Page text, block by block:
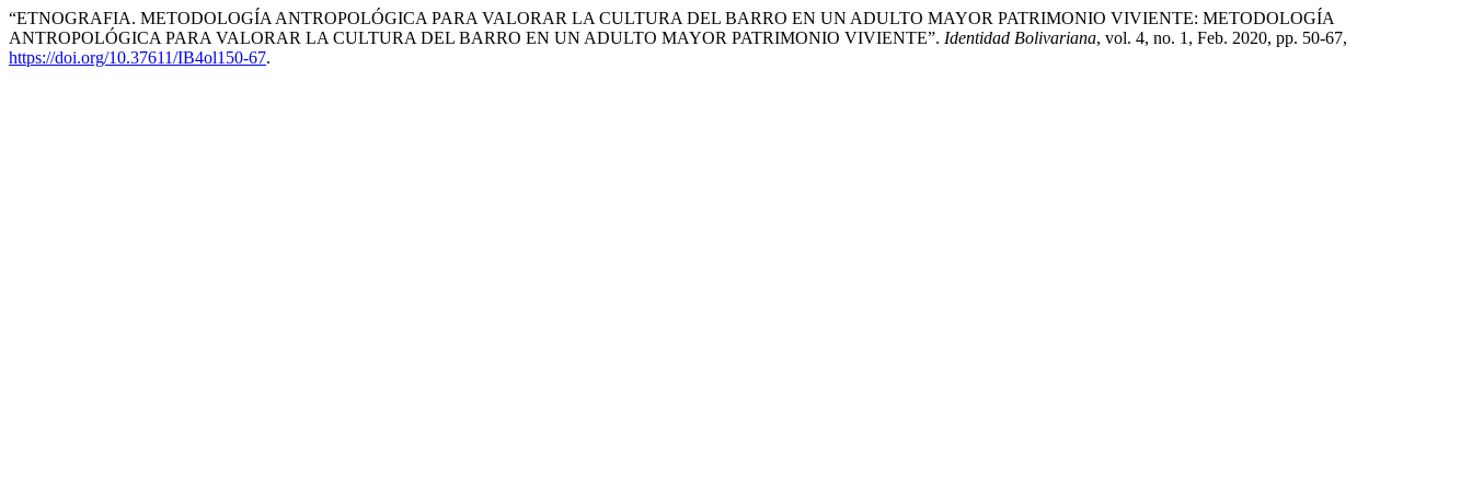
“ETNOGRAFIA. METODOLOGÍA ANTROPOLÓGICA PARA VALORAR LA CULTURA DEL BARRO EN UN ADULTO MAYOR PATRIMONIO VIVIENTE: METODOLOGÍA
ANTROPOLÓGICA PARA VALORAR LA CULTURA DEL BARRO EN UN ADULTO MAYOR PATRIMONIO VIVIENTE”. Identidad Bolivariana, vol. 4, no. 1, Feb. 2020, pp. 50-67,
https://doi.org/10.37611/IB4ol150-67.